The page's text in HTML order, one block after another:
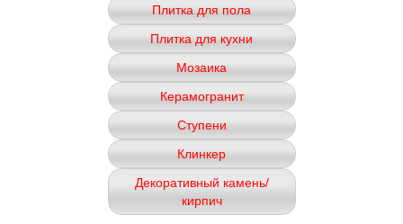
Плитка для пола
Плитка для кухни
Мозаика
Керамогранит
Ступени
Клинкер
Декоративный камень/
кирпич